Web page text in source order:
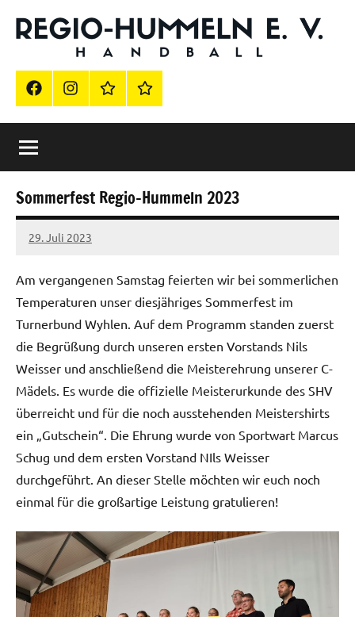
Inhalt
Offizielle
Homepage
der
Regio
Hummeln
e.
Hummeln
Grenzach-
Wyhlen
FB InstagramImpressumVereinsshop
Sommerfest Regio-Hummeln 2023
29. Juli 2023
Sophia
Am vergangenen Samstag feierten wir bei sommerlichen
Temperaturen unser diesjähriges Sommerfest im
Turnerbund Wyhlen. Auf dem Programm standen zuerst
die Begrüßung durch unseren ersten Vorstands Nils
Weisser und anschließend die Meisterehrung unserer C-
Mädels. Es wurde die offizielle Meisterurkunde des SHV
überreicht und für die noch ausstehenden Meistershirts
ein „Gutschein“. Die Ehrung wurde von Sportwart Marcus
Schug und dem ersten Vorstand NIls Weisser
durchgeführt. An dieser Stelle möchten wir euch noch
einmal für die großartige Leistung gratulieren!